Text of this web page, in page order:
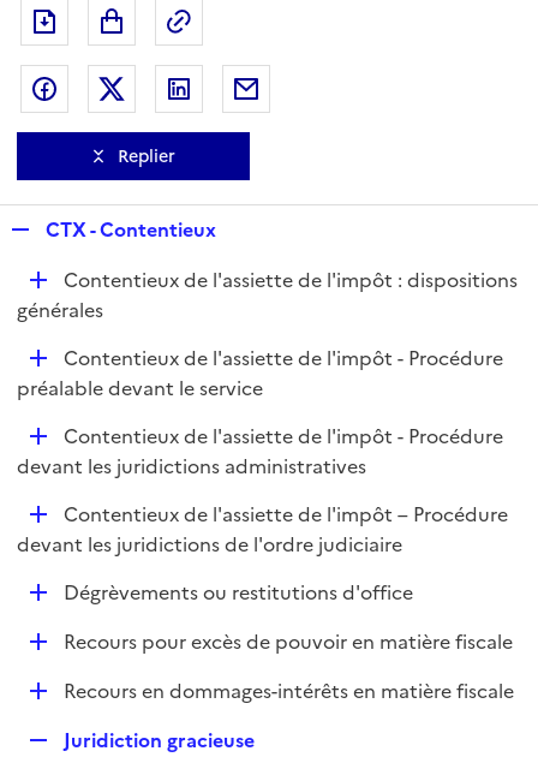
Exporter le document au format pdf
Partager sur Facebook
Partager sur Twitter
Partager sur LinkedIn
Replier
p
l
i
e
r
CTX - Contentieux
D
é
i
Contentieux de l'assiette de l'impôt : dispositions
générales
D
é
i
Contentieux de l'assiette de l'impôt - Procédure
préalable devant le service
D
é
i
Contentieux de l'assiette de l'impôt - Procédure
devant les juridictions administratives
D
é
Contentieux de l'assiette de l'impôt – Procédure
devant les juridictions de l'ordre judiciaire
DDégrèvements ou restitutions d'office
DRecours pour excès de pouvoir en matière fiscale
D
p
Recours en dommages-intérêts en matière fiscale
Juridiction gracieuse